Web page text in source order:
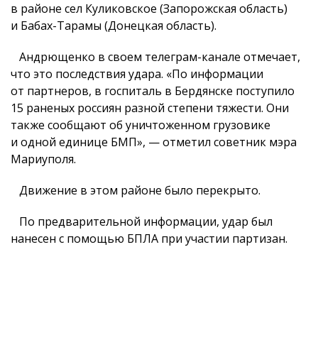
в районе сел Куликовское (Запорожская область)
и Бабах-Тарамы (Донецкая область).
Андрющенко в своем телеграм-канале отмечает,
что это последствия удара. «По информации
от партнеров, в госпиталь в Бердянске поступило
15 раненых россиян разной степени тяжести. Они
также сообщают об уничтоженном грузовике
и одной единице БМП», — отметил советник мэра
Мариуполя.
Движение в этом районе было перекрыто.
По предварительной информации, удар был
нанесен с помощью БПЛА при участии партизан.